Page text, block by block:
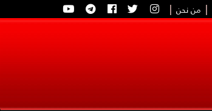
| من نحن |